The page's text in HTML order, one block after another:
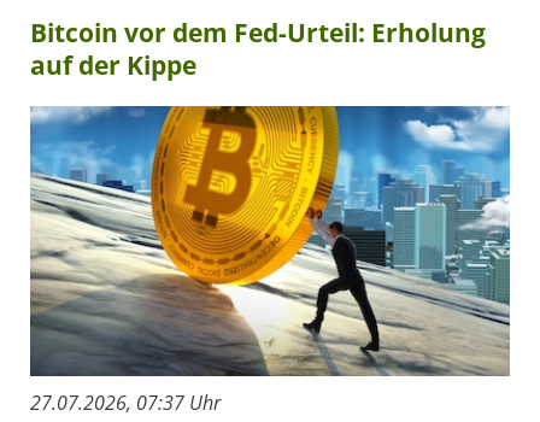
Bitcoin vor dem Fed-Urteil: Erholung
auf der Kippe
27.07.2026, 07:37 Uhr